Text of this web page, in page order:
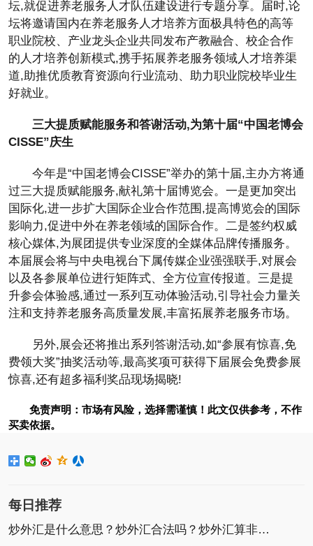
坛,就促进养老服务人才队伍建设进行专题分享。届时,论
坛将邀请国内在养老服务人才培养方面极具特色的高等
职业院校、产业龙头企业共同发布产教融合、校企合作
的人才培养创新模式,携手拓展养老服务领域人才培养渠
道,助推优质教育资源向行业流动、助力职业院校毕业生
好就业。
三大提质赋能服务和答谢活动,为第十届“中国老博会
CISSE”庆生
今年是“中国老博会CISSE”举办的第十届,主办方将通
过三大提质赋能服务,献礼第十届博览会。一是更加突出
国际化,进一步扩大国际企业合作范围,提高博览会的国际
影响力,促进中外在养老领域的国际合作。二是签约权威
核心媒体,为展团提供专业深度的全媒体品牌传播服务。
本届展会将与中央电视台下属传媒企业强强联手,对展会
以及各参展单位进行矩阵式、全方位宣传报道。三是提
升参会体验感,通过一系列互动体验活动,引导社会力量关
注和支持养老服务高质量发展,丰富拓展养老服务市场。
另外,展会还将推出系列答谢活动,如“参展有惊喜,免
费领大奖”抽奖活动等,最高奖项可获得下届展会免费参展
惊喜,还有超多福利奖品现场揭晓!
免责声明：市场有风险，选择需谨慎！此文仅供参考，不作
买卖依据。
每日推荐
炒外汇是什么意思？炒外汇合法吗？炒外汇算非法集